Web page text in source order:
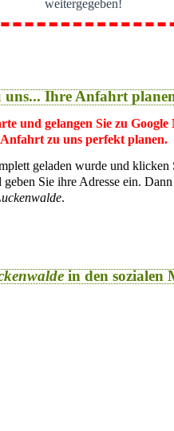
weitergegeben!
uns... Ihre Anfahrt
und gelangen Sie zu
Anfahrt zu uns perfekt planen.
geladen wurde und
Sie ihre Adresse ein.
.
in den sozialen